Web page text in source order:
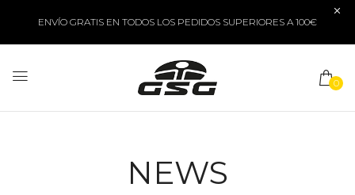
ENVÍO GRATIS EN TODOS LOS PEDIDOS SUPERIORES A 100€
0
NEWS